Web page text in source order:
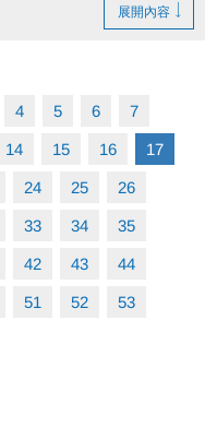
展開內容
4 5 6 7
14 15 16 17
24 25 26
33 34 35
42 43 44
51 52 53